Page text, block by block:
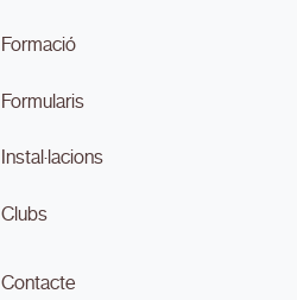
Formació
Formularis
Instal·lacions
Clubs
Contacte